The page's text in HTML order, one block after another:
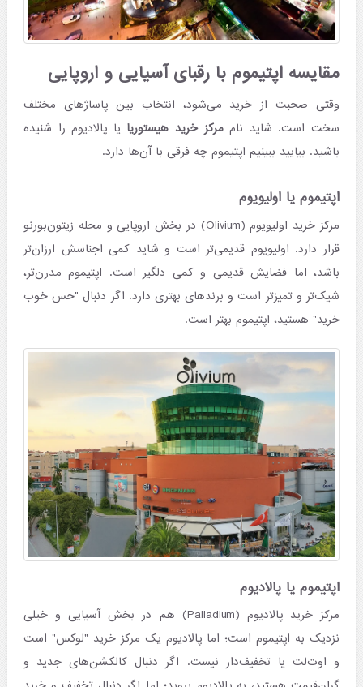
مقایسه اپتیموم با رقبای آسیایی و اروپایی
وقتی صحبت از خرید می‌شود، انتخاب بین پاساژهای مختلف
سخت است. شاید ناممرکز خرید هیستوریا یا پالادیوم را شنیده
باشید. بیایید ببینیم اپتیموم چه فرقی با آن‌ها دارد.
اپتیموم یا اولیویوم
مرکز خرید اولیویوم (Olivium) در بخش اروپایی و محله زیتون‌بورنو
قرار دارد. اولیویوم قدیمی‌تر است و شاید کمی اجناسش ارزان‌تر
باشد، اما فضایش قدیمی و کمی دلگیر است. اپتیموم مدرن‌تر،
شیک‌تر و تمیزتر است و برندهای بهتری دارد. اگر دنبال "حس خوب
خرید" هستید، اپتیموم بهتر است.
اپتیموم یا پالادیوم
مرکز خرید پالادیوم (Palladium) هم در بخش آسیایی و خیلی
نزدیک به اپتیموم است؛ اما پالادیوم یک مرکز خرید "لوکس" است
و اوت‌لت یا تخفیف‌دار نیست. اگر دنبال کالکشن‌های جدید و